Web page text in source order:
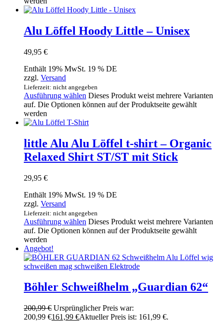
Alu Löffel Hoody Little – Unisex
49,95 €
Enthält 19% MwSt. 19 % DE
zzgl. Versand
Lieferzeit: nicht angegeben
Ausführung wählen Dieses Produkt weist mehrere Varianten
auf. Die Optionen können auf der Produktseite gewählt
werden
little Alu Alu Löffel t-shirt – Organic
Relaxed Shirt ST/ST mit Stick
29,95 €
Enthält 19% MwSt. 19 % DE
zzgl. Versand
Lieferzeit: nicht angegeben
Ausführung wählen Dieses Produkt weist mehrere Varianten
auf. Die Optionen können auf der Produktseite gewählt
werden
Angebot!
Böhler Schweißhelm „Guardian 62“
200,99€ Ursprünglicher Preis war:
200,99 €161,99 €Aktueller Preis ist: 161,99 €.